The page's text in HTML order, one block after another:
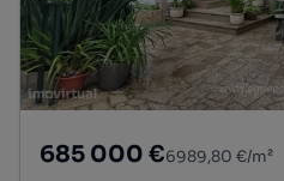
685 000 €6989,80 €/m²